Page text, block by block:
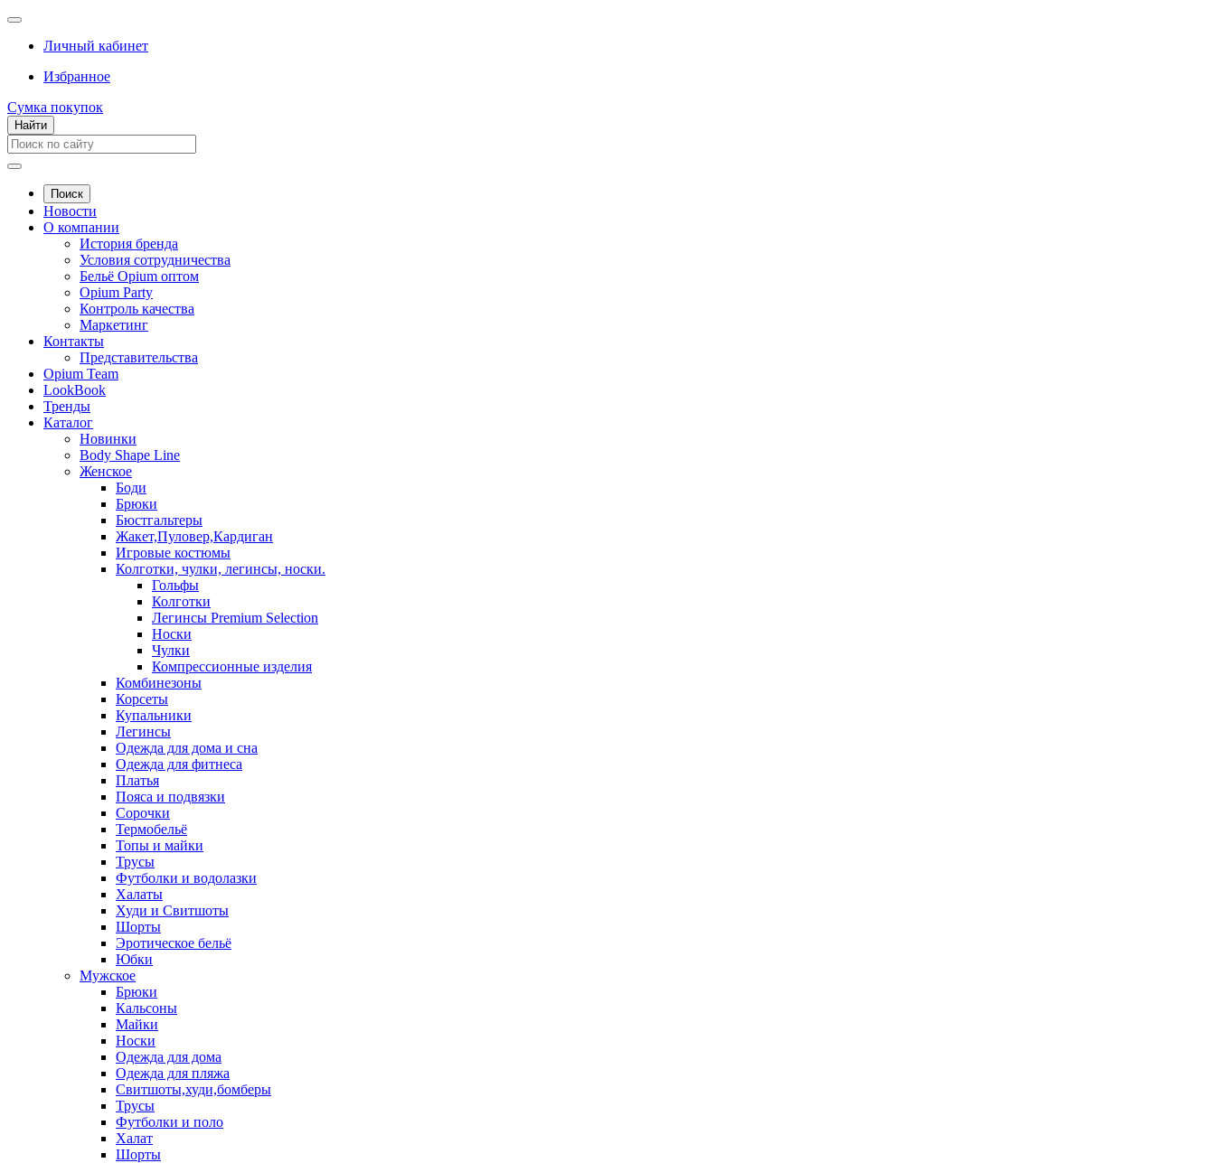
Личный кабинет
Избранное
Сумка покупок
Найти
Поиск
Новости
О компании
История бренда
Условия сотрудничества
Бельё Opium оптом
Opium Party
Контроль качества
Маркетинг
Контакты
Представительства
Opium Team
LookBook
Тренды
Каталог
Новинки
Body Shape Line
Женское
Боди
Брюки
Бюстгальтеры
Жакет,Пуловер,Кардиган
Игровые костюмы
Колготки, чулки, легинсы, носки.
Гольфы
Колготки
Легинсы Premium Selection
Носки
Чулки
Компрессионные изделия
Комбинезоны
Корсеты
Купальники
Легинсы
Одежда для дома и сна
Одежда для фитнеса
Платья
Пояса и подвязки
Сорочки
Термобельё
Топы и майки
Трусы
Футболки и водолазки
Халаты
Худи и Свитшоты
Шорты
Эротическое бельё
Юбки
Мужское
Брюки
Кальсоны
Майки
Носки
Одежда для дома
Одежда для пляжа
Свитшоты,худи,бомберы
Трусы
Футболки и поло
Халат
Шорты